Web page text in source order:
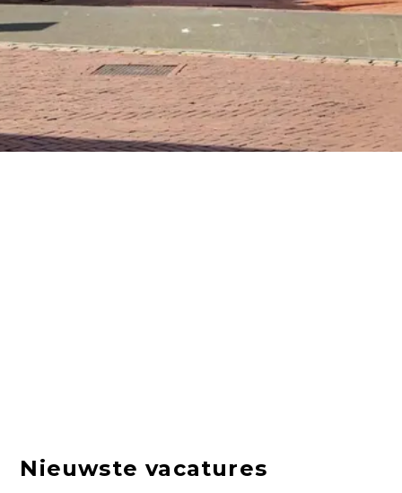
Nieuwste vacatures